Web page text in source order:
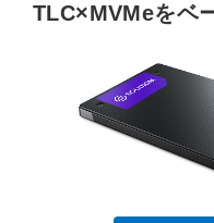
TLC×MVMeをベ